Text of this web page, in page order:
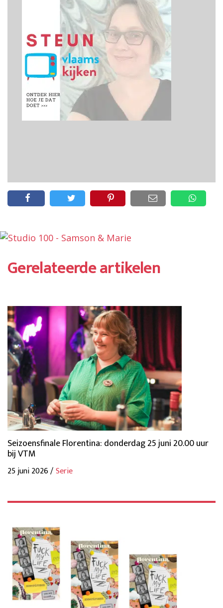
Gerelateerde artikelen
Seizoensfinale Florentina: donderdag 25 juni 20.00 uur
bij VTM
25 juni 2026 /Serie